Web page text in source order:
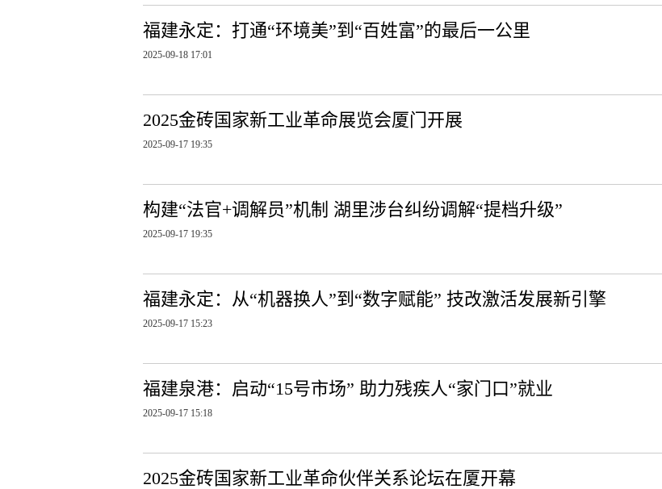
福建永定：打通“环境美”到“百姓富”的最后一公里
2025-09-18 17:01
2025金砖国家新工业革命展览会厦门开展
2025-09-17 19:35
构建“法官+调解员”机制 湖里涉台纠纷调解“提档升级”
2025-09-17 19:35
福建永定：从“机器换人”到“数字赋能” 技改激活发展新引擎
2025-09-17 15:23
福建泉港：启动“15号市场” 助力残疾人“家门口”就业
2025-09-17 15:18
2025金砖国家新工业革命伙伴关系论坛在厦开幕